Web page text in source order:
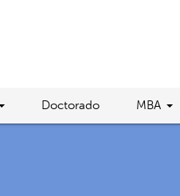
Doctorado MBA